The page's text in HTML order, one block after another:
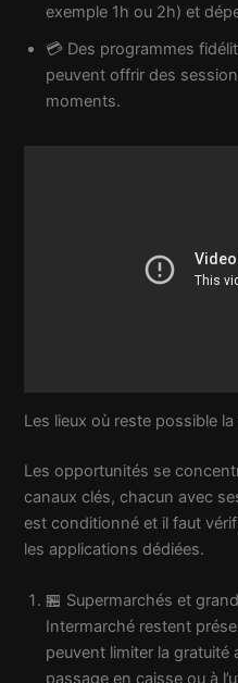
exemple 1h ou 2h) et
💳 Des programmes
peuvent offrir des
moments.
Les lieux où reste possible
Les opportunités se
canaux clés, chacun avec
est conditionné et il faut
les applications dédiées.
🏪 Supermarchés et
Intermarché restent
peuvent limiter la gratuité